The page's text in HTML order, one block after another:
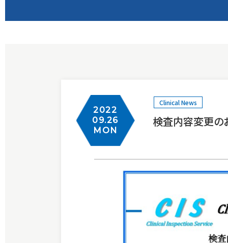
2022
09.26
MON
Clinical News
検査内容変更の